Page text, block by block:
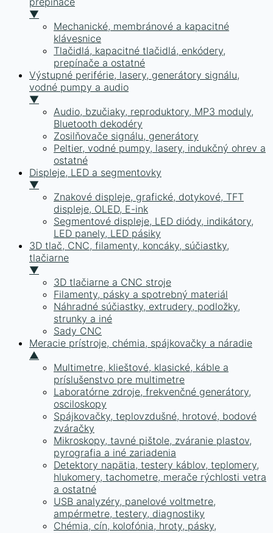
▼
Mechanické, membránové a kapacitné
klávesnice
Tlačidlá, kapacitné tlačidlá, enkódery,
prepínače a ostatné
Výstupné periférie, lasery, generátory signálu,
vodné pumpy a audio
▼
Audio, bzučiaky, reproduktory, MP3 moduly,
Bluetooth dekodéry
Zosilňovače signálu, generátory
Peltier, vodné pumpy, lasery, indukčný ohrev a
ostatné
Displeje, LED a segmentovky
▼
Znakové displeje, grafické, dotykové, TFT
displeje, OLED, E-ink
Segmentové displeje, LED diódy, indikátory,
LED panely, LED pásiky
3D tlač, CNC, filamenty, koncáky, súčiastky,
tlačiarne
▼
3D tlačiarne a CNC stroje
Filamenty, pásky a spotrebný materiál
Náhradné súčiastky, extrudery, podložky,
strunky a iné
Sady CNC
Meracie prístroje, chémia, spájkovačky a náradie
▲
Multimetre, klieštové, klasické, káble a
príslušenstvo pre multimetre
Laboratórne zdroje, frekvenčné generátory,
osciloskopy
Spájkovačky, teplovzdušné, hrotové, bodové
zváračky
Mikroskopy, tavné pištole, zváranie plastov,
pyrografia a iné zariadenia
Detektory napätia, testery káblov, teplomery,
hlukomery, tachometre, merače rýchlosti vetra
a ostatné
USB analyzéry, panelové voltmetre,
ampérmetre, testery, diagnostiky
Chémia, cín, kolofónia, hroty, pásky,